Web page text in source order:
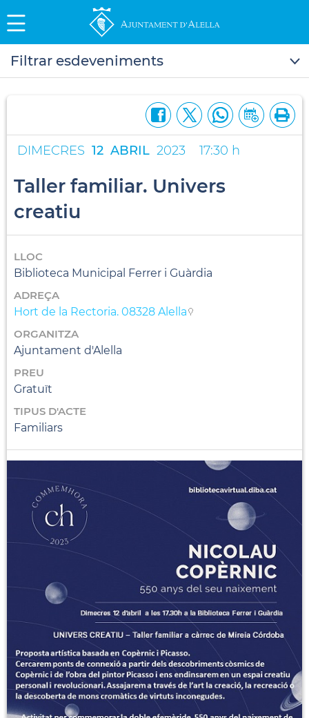
Filtrar esdeveniments
DIMECRES 12 ABRIL 2023 17:30 h
Taller familiar. Univers
creatiu
LLOC
Biblioteca Municipal Ferrer i Guàrdia
ADREÇA
Hort de la Rectoria. 08328 Alella
ORGANITZA
Ajuntament d'Alella
PREU
Gratuït
TIPUS D'ACTE
Familiars